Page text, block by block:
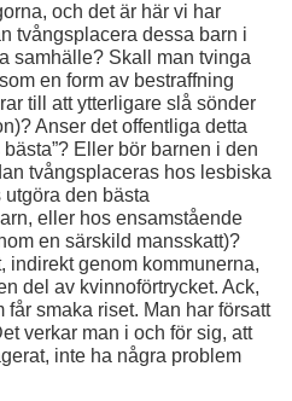
och det är här vi har
tvångsplacera dessa barn i
samhälle? Skall man tvinga
en form av bestraffning
till att ytterligare slå sönder
Anser det offentliga detta
Eller bör barnen i den
tvångsplaceras hos lesbiska
den bästa
eller hos ensamstående
en särskild mansskatt)?
indirekt genom kommunerna,
del av kvinnoförtrycket. Ack,
smaka riset. Man har försatt
verkar man i och för sig, att
inte ha några problem